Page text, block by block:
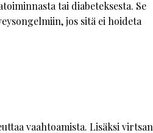
tai diabeteksesta. Se
jos sitä ei hoideta
vaahtoamista. Lisäksi virtsan